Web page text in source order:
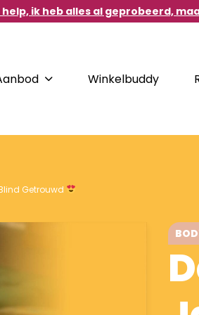
help, ik heb alles al geprobeerd,
DIRECT NAAR
Winkelbuddy
Getrouwd